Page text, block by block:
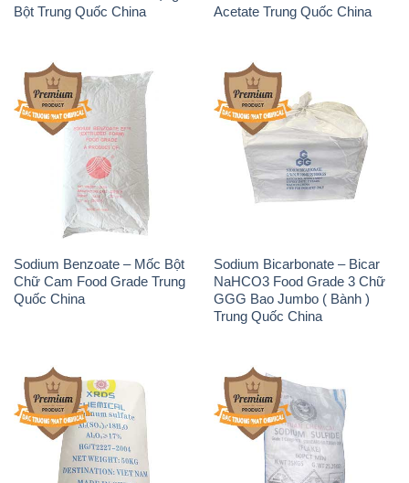
Sodium Benzoate – Mốc Bột
Chữ Cam Food Grade Trung
Quốc China
Sodium Bicarbonate – Bicar
NaHCO3 Food Grade 3 Chữ
GGG Bao Jumbo ( Bành )
Trung Quốc China
Phèn Nhôm – Al2(SO4)3 17%
Trung Quốc China
Sodium Sulfide NA2S – Đá
Thối Liyuan Trung Quốc China